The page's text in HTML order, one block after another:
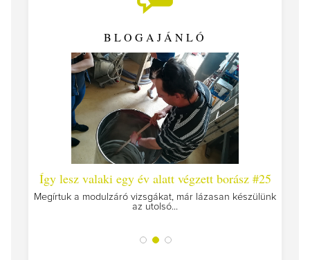
BLOGAJÁNLÓ
Így lesz valaki egy év alatt végzett borász #25
Megírtuk a modulzáró vizsgákat, már lázasan készülünk
az utolsó...